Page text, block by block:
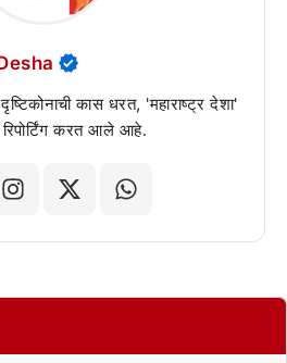
कास धरत, 'महाराष्ट्र देशा'
करत आले आहे.